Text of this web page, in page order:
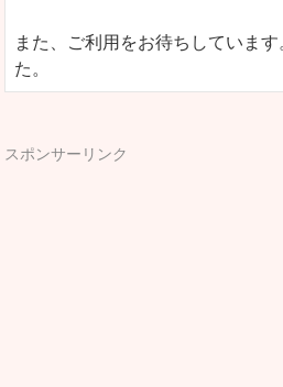
また、ご利用をお待ちしていま
た。
スポンサーリンク